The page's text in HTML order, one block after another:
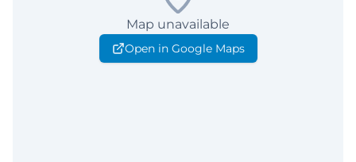
Map unavailable
Open in Google Maps